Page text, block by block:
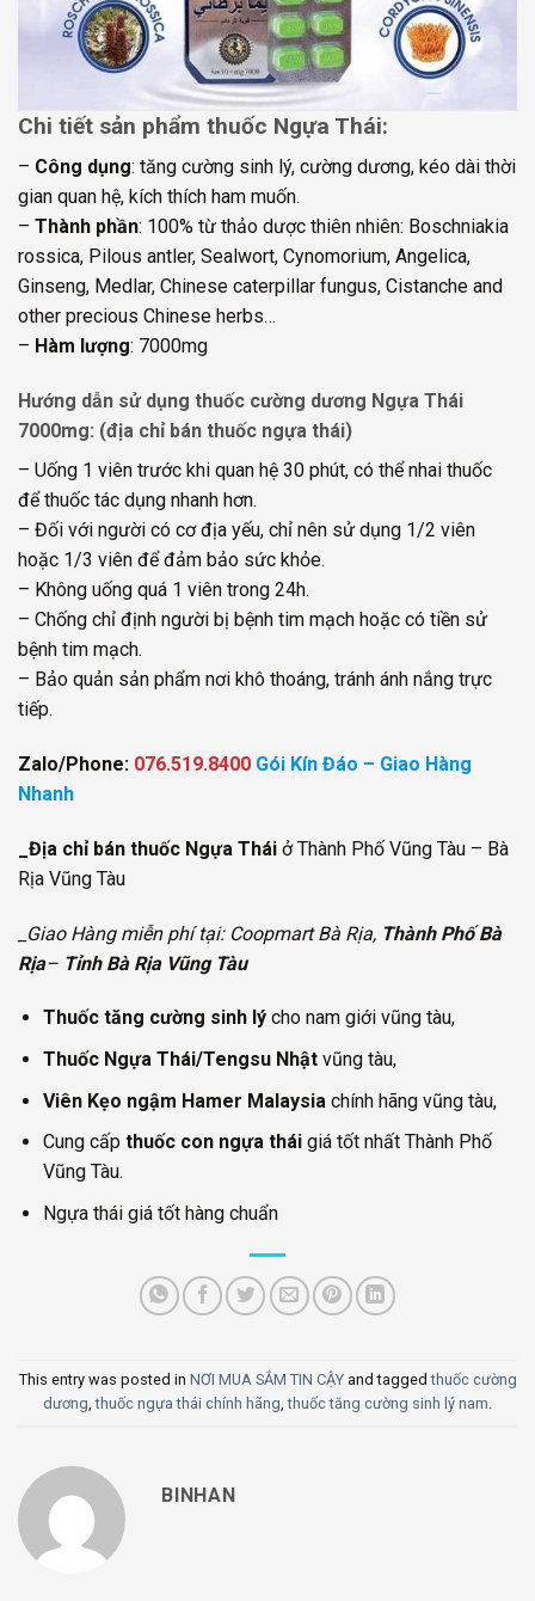
Chi tiết sản phẩm thuốc Ngựa Thái:
– Công dụng: tăng cường sinh lý, cường dương, kéo dài thời
gian quan hệ, kích thích ham muốn.
– Thành phần: 100% từ thảo dược thiên nhiên: Boschniakia
rossica, Pilous antler, Sealwort, Cynomorium, Angelica,
Ginseng, Medlar, Chinese caterpillar fungus, Cistanche and
other precious Chinese herbs…
– Hàm lượng: 7000mg
Hướng dẫn sử dụng thuốc cường dương Ngựa Thái
7000mg: (địa chỉ bán thuốc ngựa thái)
– Uống 1 viên trước khi quan hệ 30 phút, có thể nhai thuốc
để thuốc tác dụng nhanh hơn.
– Đối với người có cơ địa yếu, chỉ nên sử dụng 1/2 viên
hoặc 1/3 viên để đảm bảo sức khỏe.
– Không uống quá 1 viên trong 24h.
– Chống chỉ định người bị bệnh tim mạch hoặc có tiền sử
bệnh tim mạch.
– Bảo quản sản phẩm nơi khô thoáng, tránh ánh nắng trực
tiếp.
Zalo/Phone: 076.519.8400 Gói Kín Đáo – Giao Hàng
Nhanh
_Địa chỉ bán thuốc Ngựa Thái ở Thành Phố Vũng Tàu – Bà
Rịa Vũng Tàu
_Giao Hàng miễn phí tại: Coopmart Bà Rịa, Thành Phố Bà
Rịa– Tỉnh Bà Rịa Vũng Tàu
Thuốc tăng cường sinh lýcho nam giới vũng tàu,
Thuốc Ngựa Thái/Tengsu Nhậtvũng tàu,
Viên Kẹo ngậm Hamer Malaysia chính hãng vũng tàu,
Cung cấp thuốc con ngựa thái giá tốt nhất Thành Phố
Vũng Tàu.
Ngựa thái giá tốt hàng chuẩn
This entry was posted in NƠI MUA SẮM TIN CẬYand taggedthuốc cường
dương,thuốc ngựa thái chính hãng,thuốc tăng cường sinh lý nam.
BINHAN